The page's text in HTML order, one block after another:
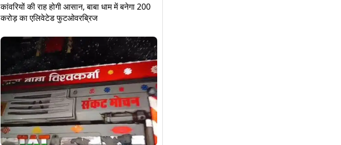
कांवरियों की राह होगी आसान, बाबा धाम में बनेगा 200
करोड़ का एलिवेटेड फुटओवरब्रिज